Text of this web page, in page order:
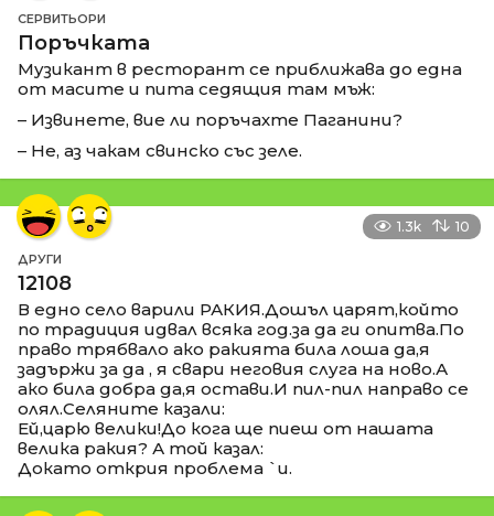
СЕРВИТЬОРИ
Поръчката
Музикант в ресторант се приближава до една
от масите и пита седящия там мъж:
– Извинете, вие ли поръчахте Паганини?
– Не, аз чакам свинско със зеле.
1.3k 10
ДРУГИ
12108
В едно село варили РАКИЯ.Дошъл царят,който
по традиция идвал всяка год.за да ги опитва.По
право трябвало ако ракията била лоша да,я
задържи за да , я свари неговия слуга на ново.А
ако била добра да,я остави.И пил-пил направо се
олял.Селяните казали:
Ей,царю велики!До кога ще пиеш от нашата
велика ракия? А той казал:
Докато открия проблема `и.